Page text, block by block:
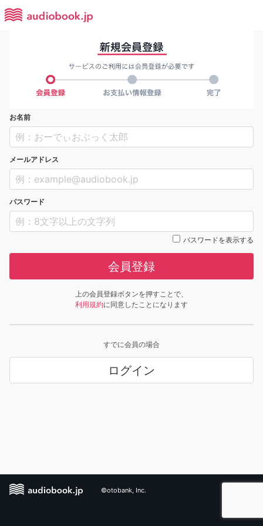
お名前
メールアドレス
パスワード
パスワードを表示する
会員登録
上の会員登録ボタンを押すことで、
利用規約に同意したことになります
すでに会員の場合
ログイン
©otobank, Inc.